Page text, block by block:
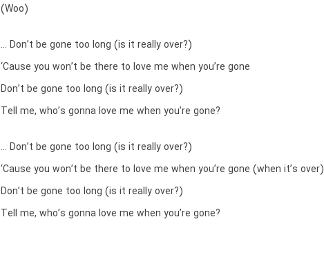
(Woo)
… Don’t be gone too long (is it really over?)
‘Cause you won’t be there to love me when you’re gone
Don’t be gone too long (is it really over?)
Tell me, who’s gonna love me when you’re gone?
… Don’t be gone too long (is it really over?)
‘Cause you won’t be there to love me when you’re gone (when it’s over)
Don’t be gone too long (is it really over?)
Tell me, who’s gonna love me when you’re gone?